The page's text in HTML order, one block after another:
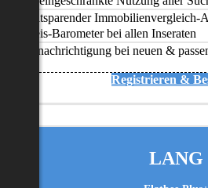
Zeitsparender
Preis-Barometer bei allen Inseraten
Benachrichtigung bei neuen &
Registrieren &
LANG